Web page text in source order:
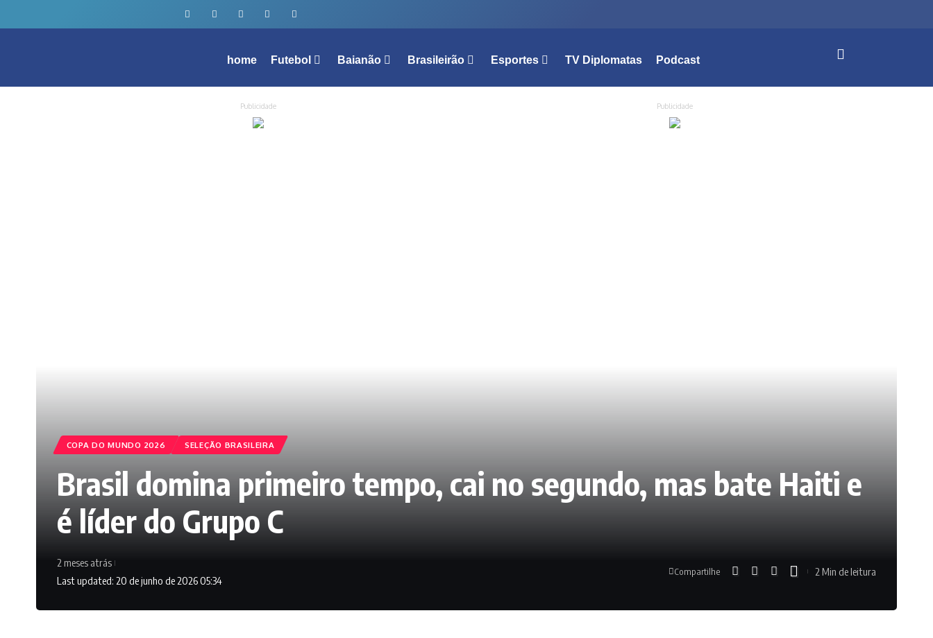
home Futebol Baianão Brasileirão Esportes TV Diplomatas Podcast
Publicidade Publicidade
COPA DO MUNDO 2026 SELEÇÃO BRASILEIRA
Brasil domina primeiro tempo, cai no segundo, mas bate Haiti e
é líder do Grupo C
Last updated: 20 de junho de 2026 05:34
2 meses atrás
Compartilhe 2 Min de leitura